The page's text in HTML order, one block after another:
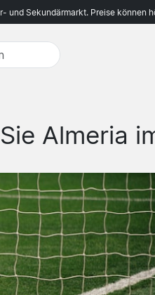
und Sekundärmarkt. Preise können
Almeria